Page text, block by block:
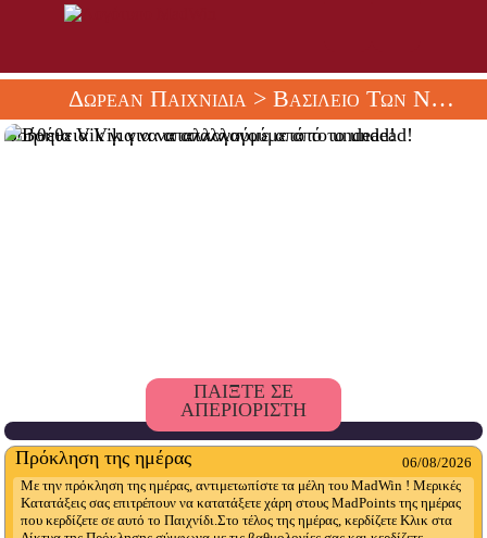
Δωρεάν Παιχνίδια> Βασίλειο Των Νεκρών
Βοήθεια Vik για να απαλλαγούμε από το undead!
ΠΑΙΞΤΕ ΣΕ
ΑΠΕΡΙΟΡΙΣΤΗ
Πρόκληση της ημέρας
06/08/2026
Με την πρόκληση της ημέρας, αντιμετωπίστε τα μέλη του MadWin ! Μερικές
Κατατάξεις σας επιτρέπουν να κατατάξετε χάρη στους MadPoints της ημέρας
που κερδίζετε σε αυτό το Παιχνίδι.Στο τέλος της ημέρας, κερδίζετε Κλικ στα